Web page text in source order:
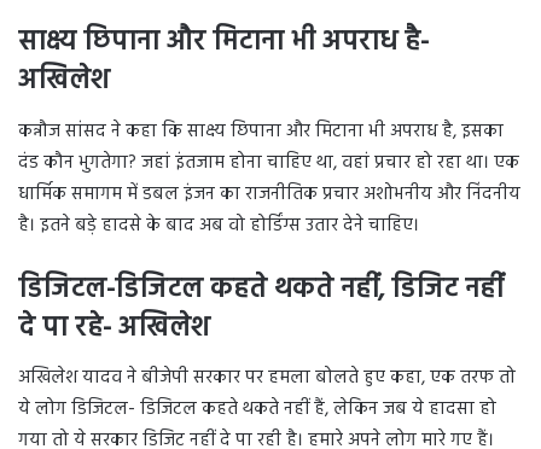
साक्ष्य छिपाना और मिटाना भी अपराध है-
अखिलेश
कन्नौज सांसद ने कहा कि साक्ष्य छिपाना और मिटाना भी अपराध है, इसका
दंड कौन भुगतेगा? जहां इंतजाम होना चाहिए था, वहां प्रचार हो रहा था। एक
धार्मिक समागम में डबल इंजन का राजनीतिक प्रचार अशोभनीय और निंदनीय
है। इतने बड़े हादसे के बाद अब वो होर्डिंग्स उतार देने चाहिए।
डिजिटल-डिजिटल कहते थकते नहीं, डिजिट नहीं
दे पा रहे- अखिलेश
अखिलेश यादव ने बीजेपी सरकार पर हमला बोलते हुए कहा, एक तरफ तो
ये लोग डिजिटल- डिजिटल कहते थकते नहीं हैं, लेकिन जब ये हादसा हो
गया तो ये सरकार डिजिट नहीं दे पा रही है। हमारे अपने लोग मारे गए हैं।